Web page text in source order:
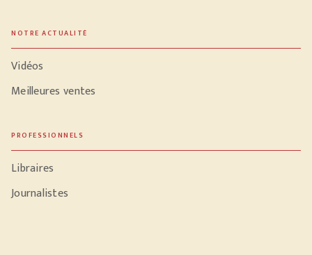
NOTRE ACTUALITÉ
Vidéos
Meilleures ventes
PROFESSIONNELS
Libraires
Journalistes